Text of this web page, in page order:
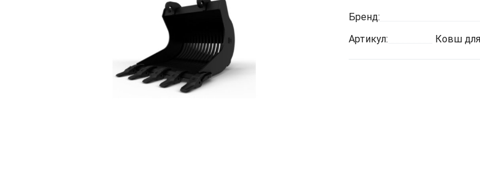
Бренд:
Артикул:
Ковш